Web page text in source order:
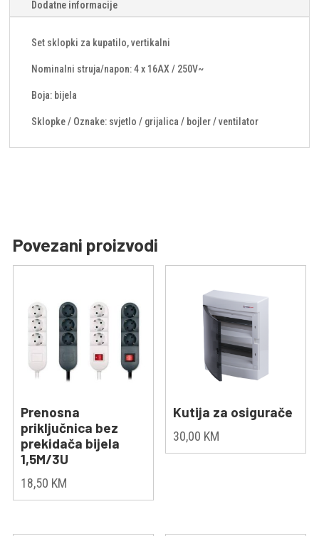
Dodatne informacije
Set sklopki za kupatilo, vertikalni
Nominalni struja/napon: 4 x 16AX / 250V~
Boja: bijela
Sklopke / Oznake: svjetlo / grijalica / bojler / ventilator
Povezani proizvodi
Prenosna
priključnica bez
prekidača bijela
1,5M/3U
18,50 KM
Kutija za osigurače
30,00 KM